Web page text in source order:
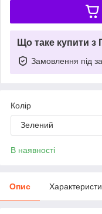
Що таке купити з
Замовлення під
Колір
Зелений
В наявності
Опис